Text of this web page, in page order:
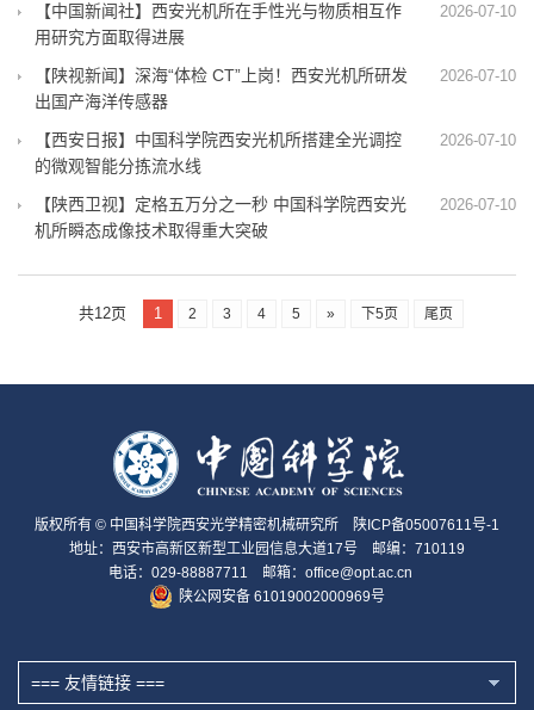
2026-07-10
【中国新闻社】西安光机所在手性光与物质相互作
用研究方面取得进展
2026-07-10
【陕视新闻】深海“体检 CT”上岗！西安光机所研发
出国产海洋传感器
2026-07-10
【西安日报】中国科学院西安光机所搭建全光调控
的微观智能分拣流水线
2026-07-10
【陕西卫视】定格五万分之一秒 中国科学院西安光
机所瞬态成像技术取得重大突破
共12页 1 2 3 4 5 » 下5页 尾页
版权所有 © 中国科学院西安光学精密机械研究所
陕ICP备05007611号-1
地址：西安市高新区新型工业园信息大道17号 邮编：710119
电话：029-88887711 邮箱：office@opt.ac.cn
陕公网安备 61019002000969号
=== 友情链接 ===